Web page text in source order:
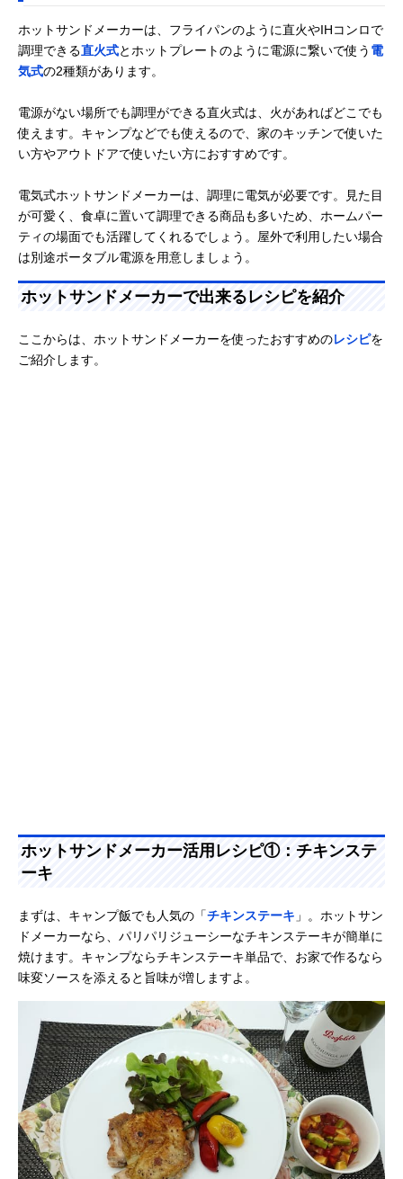
ホットサンドメーカーは、フライパンのように直火やIHコンロで
調理できる直火式とホットプレートのように電源に繋いで使う 電
気式の2種類があります。
電源がない場所でも調理ができる直火式は、火があればどこでも
使えます。キャンプなどでも使えるので、家のキッチンで使いた
い方やアウトドアで使いたい方におすすめです。
電気式ホットサンドメーカーは、調理に電気が必要です。見た目
が可愛く、食卓に置いて調理できる商品も多いため、ホームパー
ティの場面でも活躍してくれるでしょう。屋外で利用したい場合
は別途ポータブル電源を用意しましょう。
ホットサンドメーカーで出来るレシピを紹介
ここからは、ホットサンドメーカーを使ったおすすめのレシピを
ご紹介します。
ホットサンドメーカー活用レシピ①：チキンステ
ーキ
まずは、キャンプ飯でも人気の「チキンステーキ 」。ホットサン
ドメーカーなら、パリパリジューシーなチキンステーキが簡単に
焼けます。キャンプならチキンステーキ単品で、お家で作るなら
味変ソースを添えると旨味が増しますよ。